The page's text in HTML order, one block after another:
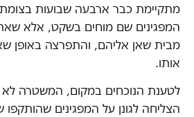
מתקיימת כבר ארבעה שבועות בצומת
המפגינים שם מוחים בשקט, אלא
מבית שאן אליהם, והתפרצה באופן
אותו.
לטענת הנוכחים במקום, המשטרה לא
הצליחה לגונן על המפגינים שהותקפו